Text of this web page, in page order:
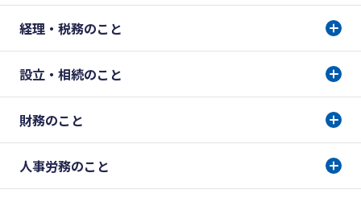
経理・税務のこと
設立・相続のこと
財務のこと
人事労務のこと